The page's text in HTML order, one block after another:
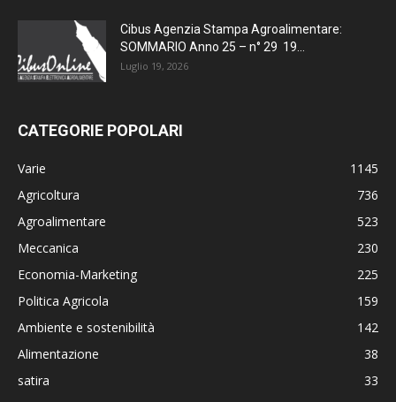
Cibus Agenzia Stampa Agroalimentare:
SOMMARIO Anno 25 – n° 29 19...
Luglio 19, 2026
CATEGORIE POPOLARI
Varie
1145
Agricoltura
736
Agroalimentare
523
Meccanica
230
Economia-Marketing
225
Politica Agricola
159
Ambiente e sostenibilità
142
Alimentazione
38
satira
33